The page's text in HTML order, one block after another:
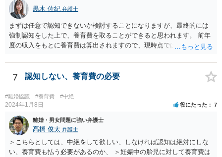
とになります。 もっとも，上述したように，全額の請求は，必ずしも
確実に認められる事案ではないと思われるため，法的手続きまでは行
わず，協議によって適切な範囲での支払いに関する合意を目指す方が
良いかと思われます。 【③について】 事実か否かにかかわらず，相手
の社会的評価を損なうような投稿であれば，名誉毀損となり得ます。
は，発信者自身の情報の開示を受けた上で，発進した当人に対する損
害賠償請求等を行うことも可能です。
黒木 佐紀 弁護士
まずは任意で認知できないか検討することになりますが、最終的には
強制認知をした上で、養育費を取ることができると思われます。 前年
度の収入をもとに養育費は算出されますので、現時点では少額しか取
育費の増額調停を起こすこともできます。 仮に中絶する場合でも、相
手方が妊娠について話し合いをしっかりしてくれない場合には、慰謝
料請求などもできる可能性があります。 いずれにせよ、親御さんとの
関わりが不可欠となると思われますので、一度話し合った上で、法律
事務所へ早めのご相談をされたほうがよろしいかと思います。
7 認知しない、養育費の必要
#離婚協議 #養育費 #中絶
2024年1月8日 役にたった 7
離婚・男女問題に強い弁護士
髙橋 俊太 弁護士
＞こちらとしては、中絶をして欲しい、しなければ認知は絶対にしな
い、養育費も払う必要があるのか、 ＞妊娠中の胎児に対して養育費は